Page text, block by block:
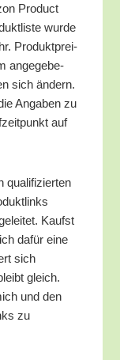
Pro­duct
wur­de
Pro­dukt­prei­
ange­ge­be­
sich ändern.
Anga­ben zu
auf
qua­li­fi­zier­ten
Kaufst
dafür eine
sich
gleich.
und den
zu